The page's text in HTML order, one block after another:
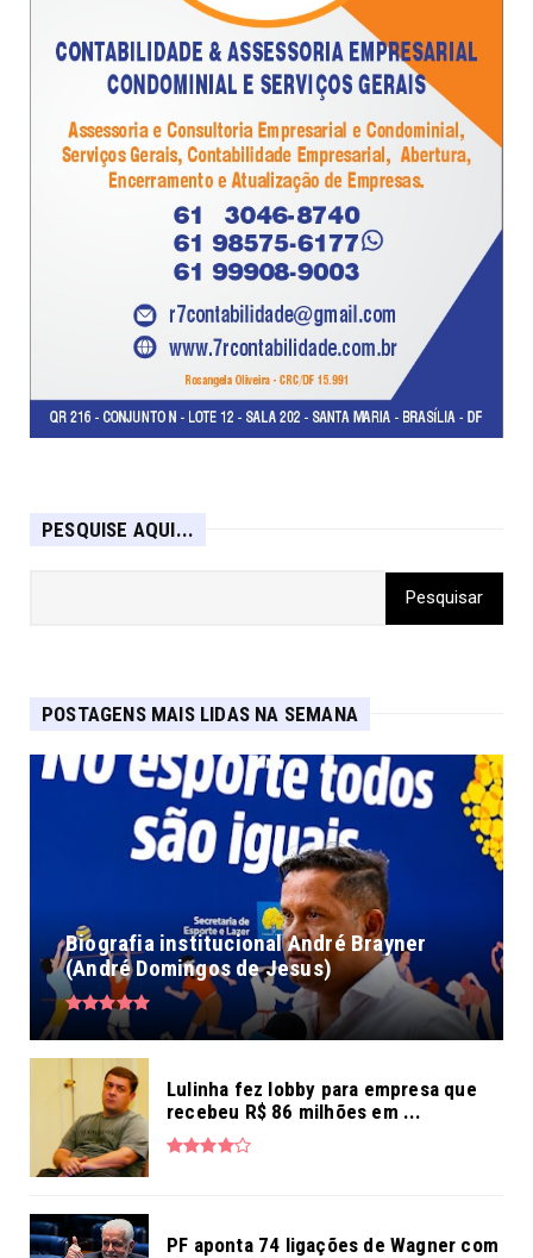
PESQUISE AQUI...
POSTAGENS MAIS LIDAS NA SEMANA
Biografia institucional André Brayner
(André Domingos de Jesus)
Lulinha fez lobby para empresa que
recebeu R$ 86 milhões em ...
PF aponta 74 ligações de Wagner com